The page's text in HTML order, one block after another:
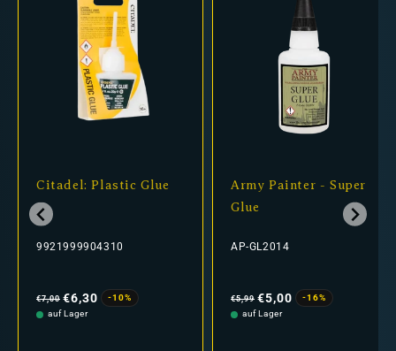
Citadel: Plastic Glue
9921999904310
Preis
€7,00 €6,30
-10%
auf Lager
Army Painter - Super
Glue
AP-GL2014
Preis
€5,99 €5,00
-16%
auf Lager